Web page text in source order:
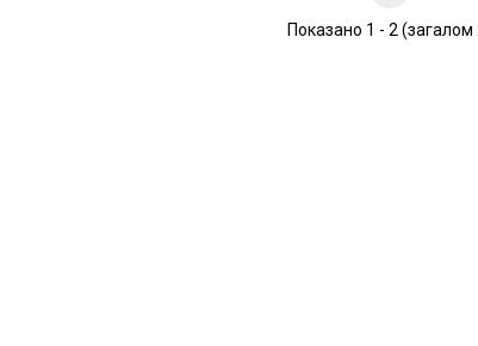
Показано 1 - 2 (загалом